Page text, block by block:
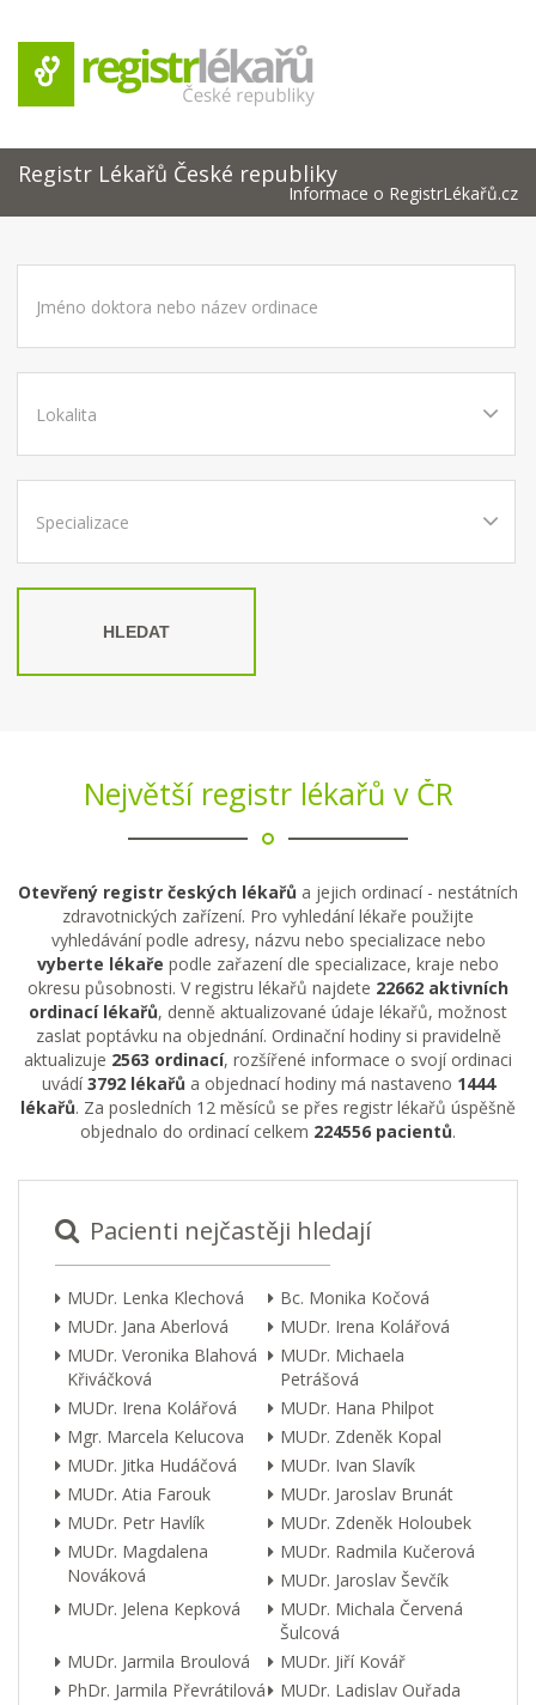
Registr Lékařů České republiky
Informace o RegistrLékařů.cz
HLEDAT
Největší registr lékařů v ČR
Otevřený registr českých lékařů a jejich ordinací - nestátních
zdravotnických zařízení. Pro vyhledání lékaře použijte
vyhledávání podle adresy, názvu nebo specializace nebo
vyberte lékaře podle zařazení dle specializace, kraje nebo
okresu působnosti. V registru lékařů najdete 22662 aktivních
ordinací lékařů, denně aktualizované údaje lékařů, možnost
zaslat poptávku na objednání. Ordinační hodiny si pravidelně
aktualizuje 2563 ordinací, rozšířené informace o svojí ordinaci
uvádí3792 lékařů a objednací hodiny má nastaveno 1444
lékařů. Za posledních 12 měsíců se přes registr lékařů úspěšně
objednalo do ordinací celkem 224556 pacientů.
Pacienti nejčastěji hledají
MUDr. Lenka Klechová
Bc. Monika Kočová
MUDr. Jana Aberlová
MUDr. Irena Kolářová
MUDr. Veronika Blahová
Křiváčková
MUDr. Michaela
Petrášová
MUDr. Irena Kolářová
MUDr. Hana Philpot
Mgr. Marcela Kelucova
MUDr. Zdeněk Kopal
MUDr. Jitka Hudáčová
MUDr. Ivan Slavík
MUDr. Atia Farouk
MUDr. Jaroslav Brunát
MUDr. Petr Havlík
MUDr. Zdeněk Holoubek
MUDr. Magdalena
Nováková
MUDr. Radmila Kučerová
MUDr. Jaroslav Ševčík
MUDr. Jelena Kepková
MUDr. Michala Červená
Šulcová
MUDr. Jarmila Broulová
MUDr. Jiří Kovář
PhDr. Jarmila Převrátilová
MUDr. Ladislav Ouřada